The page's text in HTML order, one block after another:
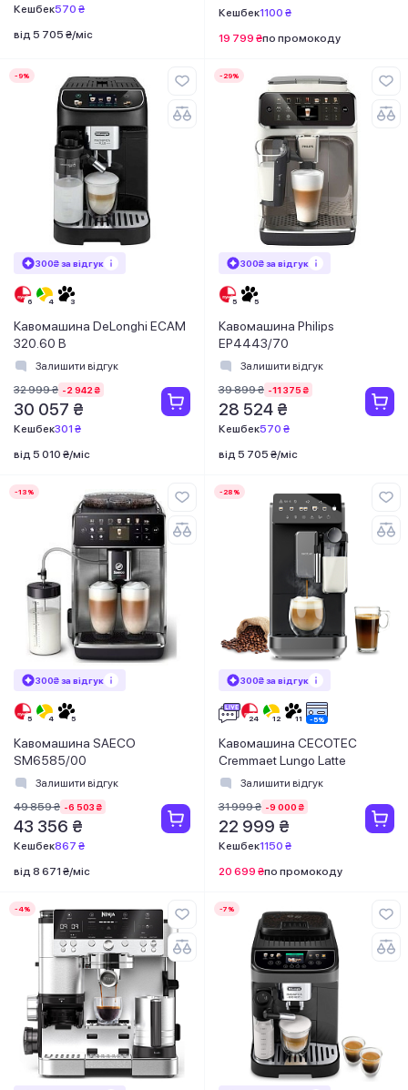
Кешбек570 ₴
від 5 705 ₴/міс
Кешбек1100 ₴
19 799 ₴по промокоду
-9%
300₴ за відгук
Кавомашина DeLonghi ECAM
320.60 B
Залишити відгук
32 999 ₴ -2 942 ₴
30 057 ₴
Кешбек301 ₴
від 5 010 ₴/міс
-29%
300₴ за відгук
Кавомашина Philips
EP4443/70
Залишити відгук
39 899 ₴ -11 375 ₴
28 524 ₴
Кешбек570 ₴
від 5 705 ₴/міс
-13%
300₴ за відгук
Кавомашина SAECO
SM6585/00
Залишити відгук
49 859 ₴ -6 503 ₴
43 356 ₴
Кешбек867 ₴
від 8 671 ₴/міс
-28%
300₴ за відгук
Кавомашина CECOTEC
Cremmaet Lungo Latte
Залишити відгук
31 999 ₴ -9 000 ₴
22 999 ₴
Кешбек1150 ₴
20 699 ₴по промокоду
-4% -7%